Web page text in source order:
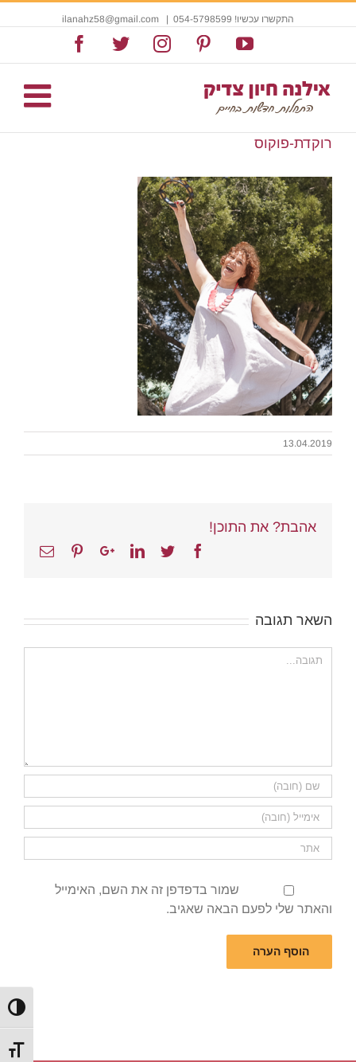
מתג
התקשרו עכשיו! 054-5798599 |
YouTube
Pinterest
Instagram
Twitter
רוקדת-פוקוס
13.04.2019
אהבת? את התוכן!
Facebook
Twitter
Linkedin
Google+
Pinterest
Email
השאר תגובה
הערה
שמור בדפדפן זה את השם, האימייל
והאתר שלי לפעם הבאה שאגיב.